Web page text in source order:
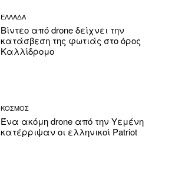
ΕΛΛΑΔΑ
Βίντεο από drone δείχνει την
κατάσβεση της φωτιάς στο όρος
Καλλίδρομο
ΚΟΣΜΟΣ
Ένα ακόμη drone από την Υεμένη
κατέρριψαν οι ελληνικοί Patriot